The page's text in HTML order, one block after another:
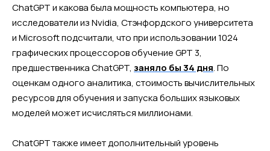
ChatGPT и какова была мощность компьютера, но
исследователи из Nvidia, Стэнфордского университета
и Microsoft подсчитали, что при использовании 1024
графических процессоров обучение GPT 3,
предшественника ChatGPT, заняло бы 34 дня. По
оценкам одного аналитика, стоимость вычислительных
ресурсов для обучения и запуска больших языковых
моделей может исчисляться миллионами.
ChatGPT также имеет дополнительный уровень